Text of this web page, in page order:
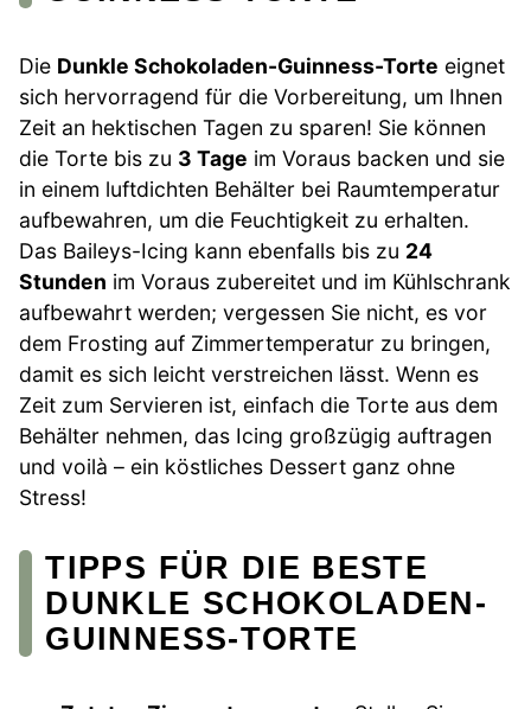
Die Dunkle Schokoladen-Guinness-Torte eignet
sich hervorragend für die Vorbereitung, um Ihnen
Zeit an hektischen Tagen zu sparen! Sie können
die Torte bis zu 3 Tage im Voraus backen und sie
in einem luftdichten Behälter bei Raumtemperatur
aufbewahren, um die Feuchtigkeit zu erhalten.
Das Baileys-Icing kann ebenfalls bis zu 24
Stunden im Voraus zubereitet und im Kühlschrank
aufbewahrt werden; vergessen Sie nicht, es vor
dem Frosting auf Zimmertemperatur zu bringen,
damit es sich leicht verstreichen lässt. Wenn es
Zeit zum Servieren ist, einfach die Torte aus dem
Behälter nehmen, das Icing großzügig auftragen
und voilà – ein köstliches Dessert ganz ohne
Stress!
TIPPS FÜR DIE BESTE
DUNKLE SCHOKOLADEN-
GUINNESS-TORTE